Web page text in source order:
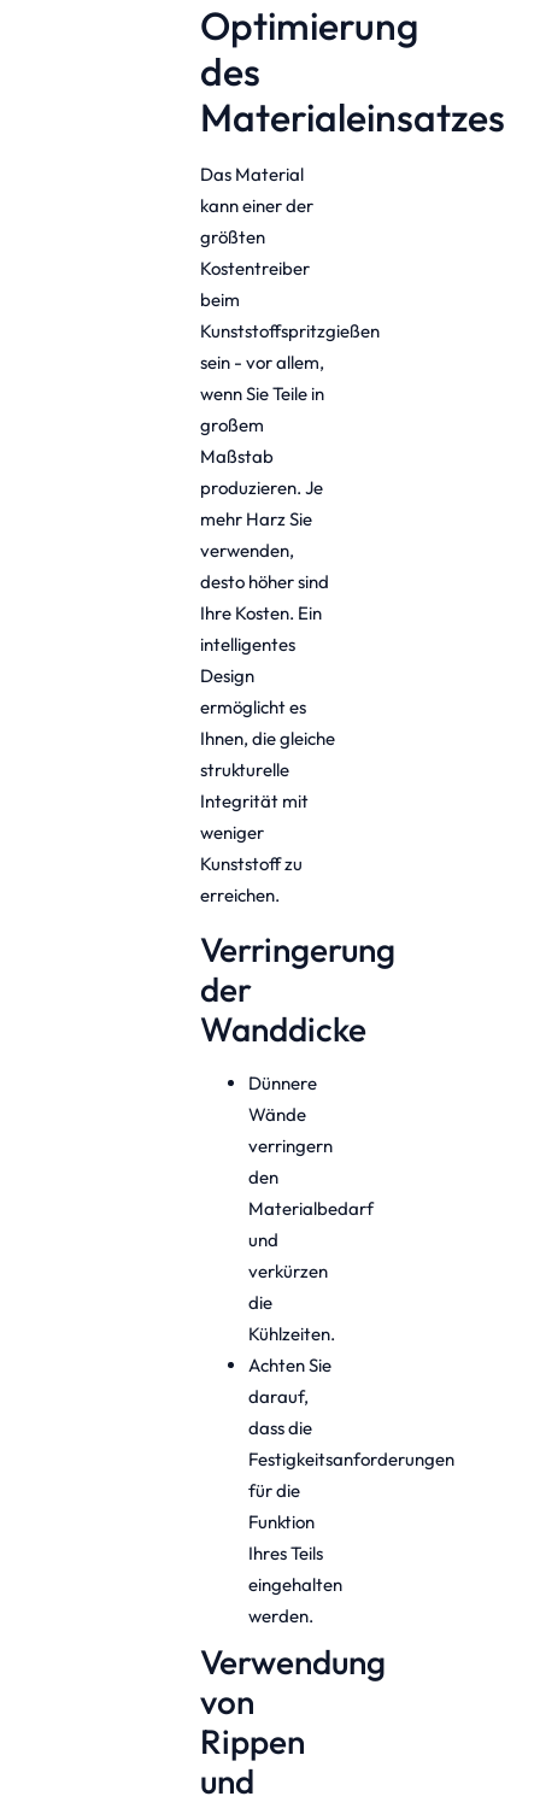
Optimierung
des
Materialeinsatzes
Das Material
kann einer der
größten
Kostentreiber
beim
Kunststoffspritzgießen
sein - vor allem,
wenn Sie Teile in
großem
Maßstab
produzieren. Je
mehr Harz Sie
verwenden,
desto höher sind
Ihre Kosten. Ein
intelligentes
Design
ermöglicht es
Ihnen, die gleiche
strukturelle
Integrität mit
weniger
Kunststoff zu
erreichen.
Verringerung
der
Wanddicke
Dünnere
Wände
verringern
den
Materialbedarf
und
verkürzen
die
Kühlzeiten.
Achten Sie
darauf,
dass die
Festigkeitsanforderungen
für die
Funktion
Ihres Teils
eingehalten
werden.
Verwendung
von
Rippen
und